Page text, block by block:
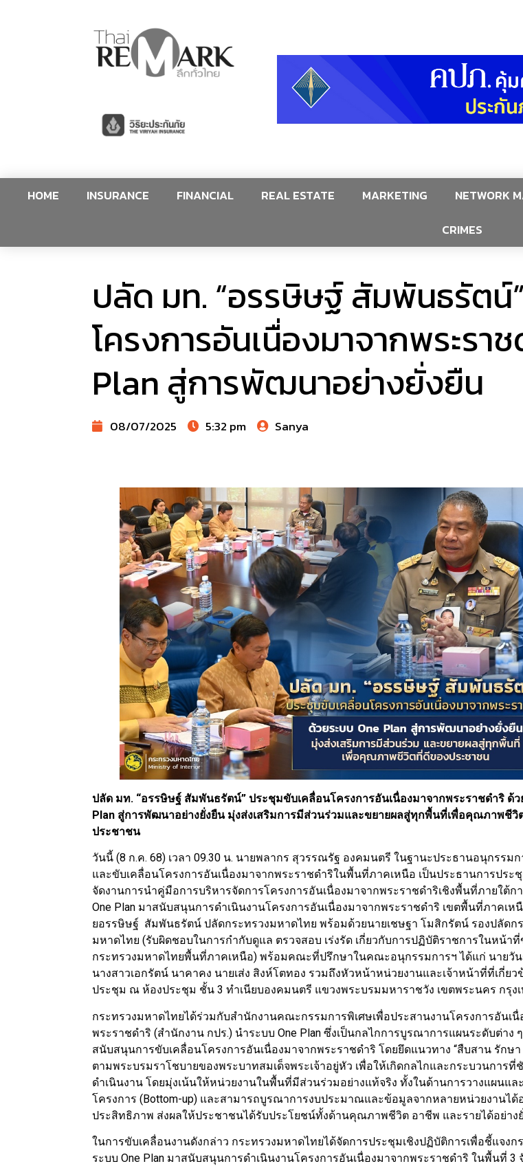
HOME INSURANCE FINANCIAL REAL ESTATE MARKETING NETWORK
CRIMES
ปลัด มท. “อรรษิษฐ์ สัมพันธรัตน์
โครงการอันเนื่องมาจากพระรา
Plan สู่การพัฒนาอย่างยั่งยืน
08/07/2025 5:32 pm Sanya
ปลัด มท. “อรรษิษฐ์ สัมพันธรัตน์” ประชุมขับเคลื่อนโครงการอันเนื่องมาจากพระราชดำริ ด้ว
Plan สู่การพัฒนาอย่างยั่งยืน มุ่งส่งเสริมการมีส่วนร่วมและขยายผลสู่ทุกพื้นที่เพื่อคุณภาพชีวิ
ประชาชน
วันนี้ (8 ก.ค. 68) เวลา 09.30 น. นายพลากร สุวรรณรัฐ องคมนตรี ในฐานะประธานอนุกรรม
และขับเคลื่อนโครงการอันเนื่องมาจากพระราชดำริในพื้นที่ภาคเหนือ เป็นประธานการประ
จัดงานการนำคู่มือการบริหารจัดการโครงการอันเนื่องมาจากพระราชดำริเชิงพื้นที่ภายใต้ก
One Plan มาสนับสนุนการดำเนินงานโครงการอันเนื่องมาจากพระราชดำริ เขตพื้นที่ภาคเห
ยอรรษิษฐ์ สัมพันธรัตน์ ปลัดกระทรวงมหาดไทย พร้อมด้วยนายเชษฐา โมสิกรัตน์ รองปลัดก
มหาดไทย (รับผิดชอบในการกำกับดูแล ตรวจสอบ เร่งรัด เกี่ยวกับการปฏิบัติราชการในหน้าที่
กระทรวงมหาดไทยพื้นที่ภาคเหนือ) พร้อมคณะที่ปรึกษาในคณะอนุกรรมการฯ ได้แก่ นายวั
นางสาวเอกรัตน์ นาคาคง นายเส่ง สิงห์โตทอง รวมถึงหัวหน้าหน่วยงานและเจ้าหน้าที่ที่เกี่ยว
ประชุม ณ ห้องประชุม ชั้น 3 ทำเนียบองคมนตรี แขวงพระบรมมหาราชวัง เขตพระนคร กรุง
กระทรวงมหาดไทยได้ร่วมกับสำนักงานคณะกรรมการพิเศษเพื่อประสานงานโครงการอันเนื่
พระราชดำริ (สำนักงาน กปร.) นำระบบ One Plan ซึ่งเป็นกลไกการบูรณาการแผนระดับต่าง
สนับสนุนการขับเคลื่อนโครงการอันเนื่องมาจากพระราชดำริ โดยยึดแนวทาง “สืบสาน รักษา
ตามพระบรมราโชบายของพระบาทสมเด็จพระเจ้าอยู่หัว เพื่อให้เกิดกลไกและกระบวนการที่
ดำเนินงาน โดยมุ่งเน้นให้หน่วยงานในพื้นที่มีส่วนร่วมอย่างแท้จริง ทั้งในด้านการวางแผนแล
โครงการ (Bottom-up) และสามารถบูรณาการงบประมาณและข้อมูลจากหลายหน่วยงานได้
ประสิทธิภาพ ส่งผลให้ประชาชนได้รับประโยชน์ทั้งด้านคุณภาพชีวิต อาชีพ และรายได้อย่าง
ในการขับเคลื่อนงานดังกล่าว กระทรวงมหาดไทยได้จัดการประชุมเชิงปฏิบัติการเพื่อชี้แจงก
ระบบ One Plan มาสนับสนุนการดำเนินงานโครงการอันเนื่องมาจากพระราชดำริ ในพื้นที่ 3